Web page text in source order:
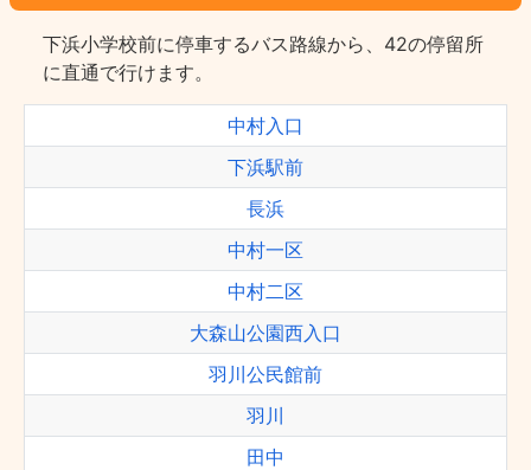
下浜小学校前に停車するバス路線から、42の停留所
に直通で行けます。
中村入口
下浜駅前
長浜
中村一区
中村二区
大森山公園西入口
羽川公民館前
羽川
田中